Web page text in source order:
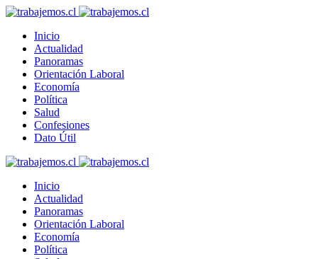
Inicio
Actualidad
Panoramas
Orientación Laboral
Economía
Política
Salud
Confesiones
Dato Útil
Inicio
Actualidad
Panoramas
Orientación Laboral
Economía
Política